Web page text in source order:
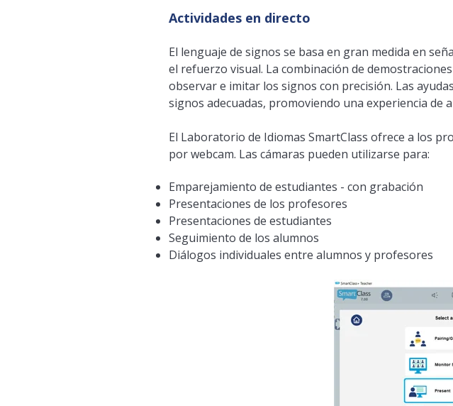
Actividades en directo
El lenguaje de signos se basa en gran medida en
el refuerzo visual. La combinación de
observar e imitar los signos con precisión. Las
signos adecuadas, promoviendo una experiencia de
El Laboratorio de Idiomas SmartClass ofrece a los
por webcam. Las cámaras pueden utilizarse para:
Emparejamiento de estudiantes - con grabación
Presentaciones de los profesores
Presentaciones de estudiantes
Seguimiento de los alumnos
Diálogos individuales entre alumnos y profesores